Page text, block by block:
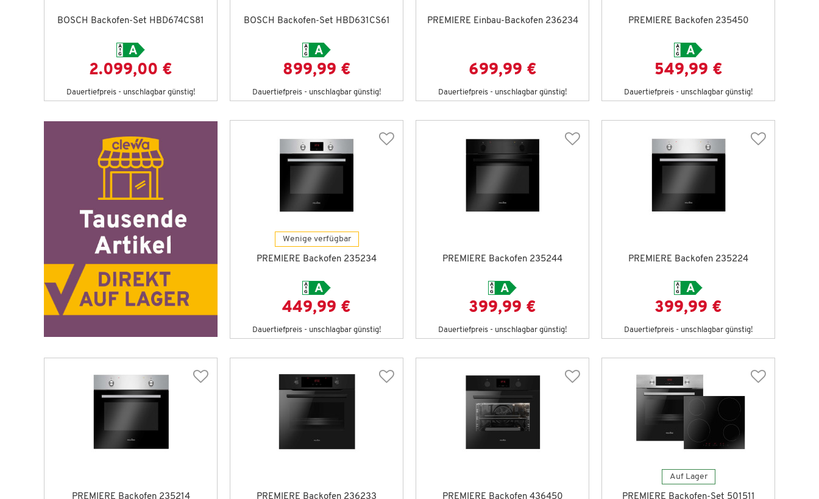
BOSCH Backofen-Set HBD674CS81
2.099,00 €
Dauertiefpreis - unschlagbar günstig!
BOSCH Backofen-Set HBD631CS61
899,99 €
Dauertiefpreis - unschlagbar günstig!
PREMIERE Einbau-Backofen 236234
699,99 €
Dauertiefpreis - unschlagbar günstig!
PREMIERE Backofen 235450
549,99 €
Dauertiefpreis - unschlagbar günstig!
Wenige verfügbar
PREMIERE Backofen 235234
449,99 €
Dauertiefpreis - unschlagbar günstig!
PREMIERE Backofen 235244
399,99 €
Dauertiefpreis - unschlagbar günstig!
PREMIERE Backofen 235224
399,99 €
Dauertiefpreis - unschlagbar günstig!
PREMIERE Backofen 235214 PREMIERE Backofen 236233 PREMIERE Backofen 436450
Auf Lager
PREMIERE Backofen-Set 501511